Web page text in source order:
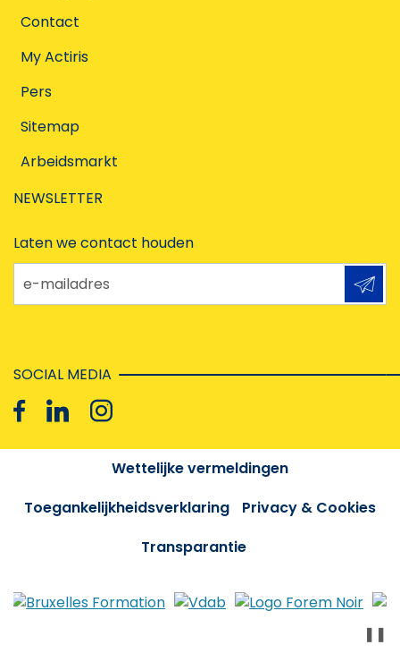
Contact
My Actiris
Pers
Sitemap
Arbeidsmarkt
NEWSLETTER
Laten we contact houden
e-mailadres
SOCIAL MEDIA
Wettelijke vermeldingen
Toegankelijkheidsverklaring
Privacy & Cookies
Transparantie
❚❚